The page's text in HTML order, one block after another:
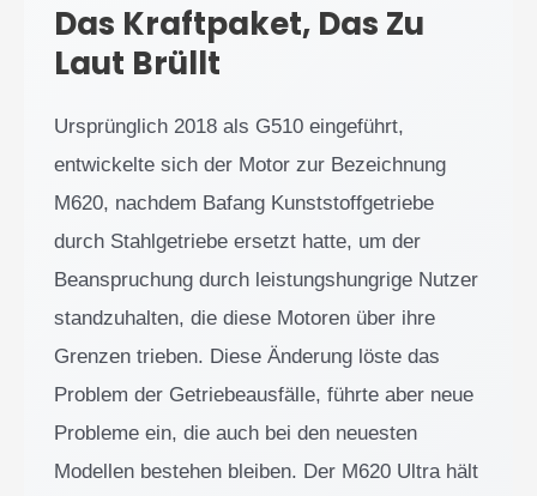
Das Kraftpaket, Das Zu
Laut Brüllt
Ursprünglich 2018 als G510 eingeführt,
entwickelte sich der Motor zur Bezeichnung
M620, nachdem Bafang Kunststoffgetriebe
durch Stahlgetriebe ersetzt hatte, um der
Beanspruchung durch leistungshungrige Nutzer
standzuhalten, die diese Motoren über ihre
Grenzen trieben. Diese Änderung löste das
Problem der Getriebeausfälle, führte aber neue
Probleme ein, die auch bei den neuesten
Modellen bestehen bleiben. Der M620 Ultra hält